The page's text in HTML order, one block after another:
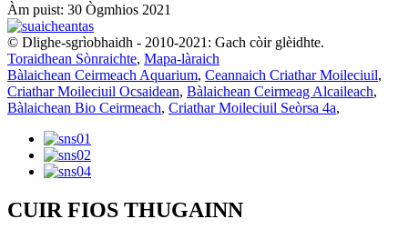
Àm puist: 30 Ògmhios 2021
© Dlighe-sgrìobhaidh - 2010-2021: Gach còir glèidhte.
Toraidhean Sònraichte, Mapa-làraich
Bàlaichean Ceirmeach Aquarium, Ceannaich Criathar Moileciuil,
Criathar Moileciuil Ocsaidean, Bàlaichean Ceirmeag Alcaileach,
Bàlaichean Bio Ceirmeach, Criathar Moileciuil Seòrsa 4a,
CUIR FIOS THUGAINN